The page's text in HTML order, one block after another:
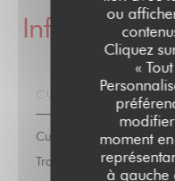
ou
Cliquez
«
moment
à gauche
Infos
CUISINE
Cuisine Familiale , Fruits
Traditionnelle, Fait